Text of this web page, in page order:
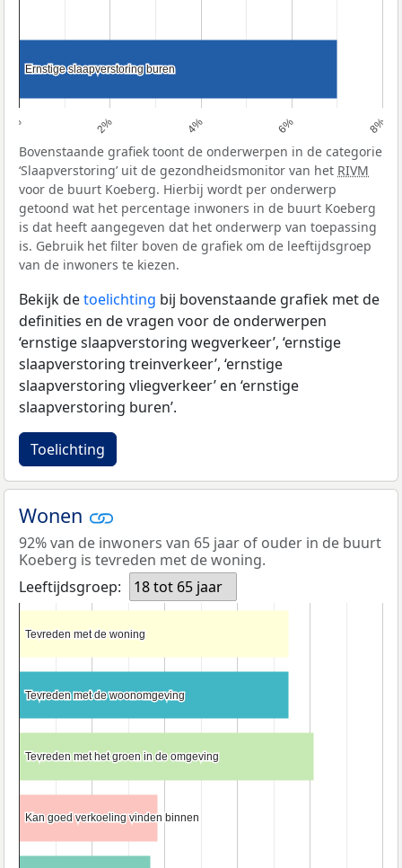
0% 2% 4% 6% 8%
Ernstige slaapverstoring buren
Ernstige slaapverstoring buren
Bovenstaande grafiek toont de onderwerpen in de categorie
‘Slaapverstoring’ uit de gezondheidsmonitor van het RIVM
voor de buurt Koeberg. Hierbij wordt per onderwerp
getoond wat het percentage inwoners in de buurt Koeberg
is dat heeft aangegeven dat het onderwerp van toepassing
is. Gebruik het filter boven de grafiek om de leeftijdsgroep
van de inwoners te kiezen.
Bekijk detoelichting bij bovenstaande grafiek met de
definities en de vragen voor de onderwerpen
‘ernstige slaapverstoring wegverkeer’, ‘ernstige
slaapverstoring treinverkeer’, ‘ernstige
slaapverstoring vliegverkeer’ en ‘ernstige
slaapverstoring buren’.
Toelichting
Wonen
92% van de inwoners van 65 jaar of ouder in de buurt
Koeberg is tevreden met de woning.
Leeftijdsgroep:
18 tot 65 jaar
Tevreden met de woning
Tevreden met de woning
Tevreden met de woonomgeving
Tevreden met de woonomgeving
Tevreden met het groen in de omgeving
Tevreden met het groen in de omgeving
Kan goed verkoeling vinden binnen
Kan goed verkoeling vinden binnen